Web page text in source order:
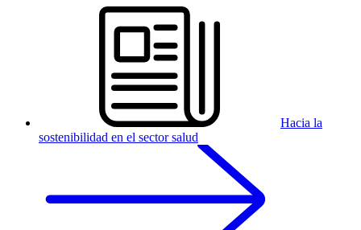
Hacia la
sostenibilidad en el sector salud